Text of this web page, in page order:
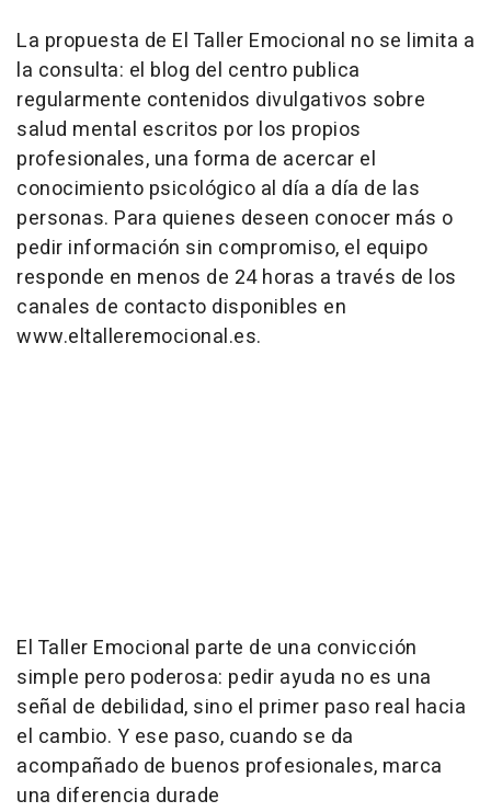
La propuesta de El Taller Emocional no se limita a
la consulta: el blog del centro publica
regularmente contenidos divulgativos sobre
salud mental escritos por los propios
profesionales, una forma de acercar el
conocimiento psicológico al día a día de las
personas. Para quienes deseen conocer más o
pedir información sin compromiso, el equipo
responde en menos de 24 horas a través de los
canales de contacto disponibles en
www.eltalleremocional.es.
El Taller Emocional parte de una convicción
simple pero poderosa: pedir ayuda no es una
señal de debilidad, sino el primer paso real hacia
el cambio. Y ese paso, cuando se da
acompañado de buenos profesionales, marca
una diferencia durade